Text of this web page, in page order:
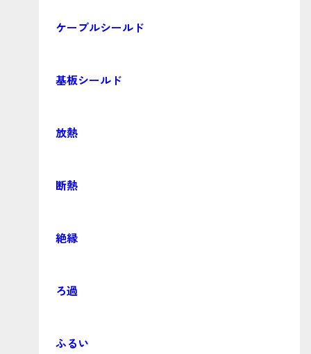
ケーブルシールド
基板シールド
放熱
断熱
絶縁
ろ過
ふるい